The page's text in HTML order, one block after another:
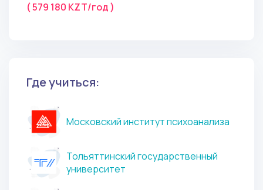
( 579 180 KZT/год )
Где учиться:
Московский институт психоанализа
Тольяттинский государственный
университет